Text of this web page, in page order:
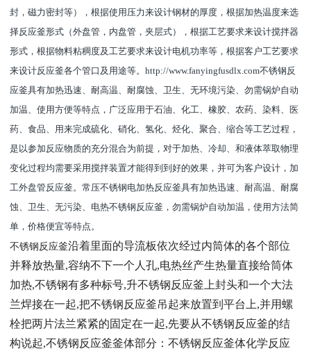
封，磁力密封等），根据使用压力来设计钢材的厚度，根据加热温度来选
择反应釜形式（外盘管，内盘管，夹层式），根据工艺要求来设计搅拌器
形式，根据物料粘稠度及工艺要求来设计电机功率等，根据客户工艺要求
来设计反应釜各个管口及用途等。http://www.fanyingfusdlx.com不锈钢反
应釜具有加热迅速、耐高温、耐腐蚀、卫生、无环境污染、勿需锅炉自动
加温、使用方便等特点，广泛应用于石油、化工、橡胶、农药、染料、医
药、食品、用来完成硫化、硝化、氢化、烃化、聚合、缩合等工艺过程，
是以参加反应物质的充分混合为前提，对于加热、冷却、和液体萃取物理
变化过程均需要采用搅拌装置才能得到到好的效果，并可为客户设计，加
工外盘管反应釜。常压不锈钢电加热反应釜具有加热迅速、耐高温、耐腐
蚀、卫生、无污染、电热不锈钢反应釜，勿需锅炉自动加温，使用方法简
单，价格便宜等特点。
不锈钢反应釜沿着里面的导流板依次经过内筒体的各个部位
并释放热量,容纳不下一个人孔,电热丝产生热量直接给筒体
加热,不锈钢有多种标号,升不锈钢反应釜上封头和一个大法
兰焊接在一起,把不锈钢反应釜吊起来放置到平台上,并用螺
栓把两片法兰紧紧的固定在一起,先要从不锈钢反应釜的结
构说起,不锈钢反应釜釜体部分：不锈钢反应釜体化学反应